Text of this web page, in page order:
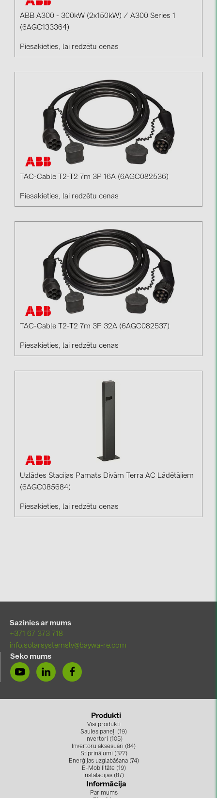
ABB A300 - 300kW (2x150kW) / A300 Series 1
(6AGC133364)
Piesakieties, lai redzētu cenas
TAC-Cable T2-T2 7m 3P 16A (6AGC082536)
Piesakieties, lai redzētu cenas
TAC-Cable T2-T2 7m 3P 32A (6AGC082537)
Piesakieties, lai redzētu cenas
Uzlādes Stacijas Pamats Divām Terra AC Lādētājiem
(6AGC085684)
Piesakieties, lai redzētu cenas
Sazinies ar mums
+371 67 373 718
info.solarsystemslv@baywa-re.com
Seko mums
Produkti
Visi produkti
Saules paneļi (19)
Invertori (105)
Invertoru aksesuāri (84)
Stiprinājumi (377)
Enerģijas uzglabāšana (74)
E-Mobilitāte (19)
Instalācijas (87)
Informācija
Par mums